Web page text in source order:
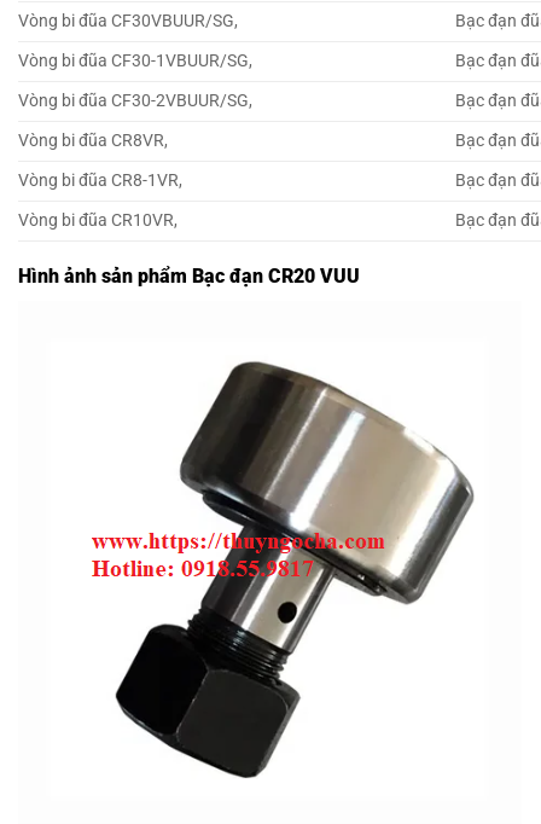
Vòng bi đũa CF30VBUUR/SG,
Bạc đạn
Vòng bi đũa CF30-1VBUUR/SG,
Bạc đạn
Vòng bi đũa CF30-2VBUUR/SG,
Bạc đạn
Vòng bi đũa CR8VR,
Bạc đạn
Vòng bi đũa CR8-1VR,
Bạc đạn
Vòng bi đũa CR10VR,
Bạc đạn
Hình ảnh sản phẩm Bạc đạn CR20 VUU